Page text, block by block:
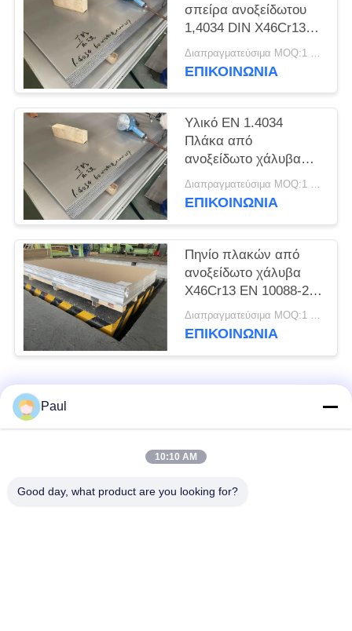
POLICY
σπείρα ανοξείδωτου
1,4034 DIN X46Cr13
EN
Διαπραγματεύσιμα MOQ:1 τόνος
ΕΠΙΚΟΙΝΩΝΊΑ
Υλικό EN 1.4034
Πλάκα από
ανοξείδωτο χάλυβα
DIN X46Cr13
Διαπραγματεύσιμα MOQ:1 τόνος
ΕΠΙΚΟΙΝΩΝΊΑ
Πηνίο πλακών από
ανοξείδωτο χάλυβα
X46Cr13 EN 10088-2
1.4034 Υλικό
Διαπραγματεύσιμα MOQ:1 τόνος
ΕΠΙΚΟΙΝΩΝΊΑ
Λαϊκή κατηγορία
Σκληραίνοντας
Paul
10:10 AM
Good day, what product are you looking for?